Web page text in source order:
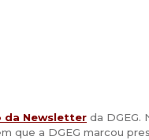
da Newsletter da DGEG.
que a DGEG marcou